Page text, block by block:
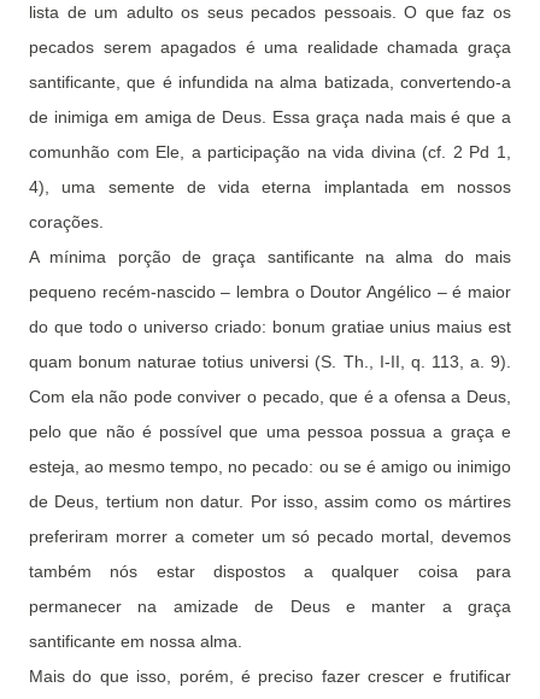
lista de um adulto os seus pecados pessoais. O que faz os
pecados serem apagados é uma realidade chamada graça
santificante, que é infundida na alma batizada, convertendo-a
de inimiga em amiga de Deus. Essa graça nada mais é que a
comunhão com Ele, a participação na vida divina (cf. 2 Pd 1,
4), uma semente de vida eterna implantada em nossos
corações.
A mínima porção de graça santificante na alma do mais
pequeno recém-nascido – lembra o Doutor Angélico – é maior
do que todo o universo criado: bonum gratiae unius maius est
quam bonum naturae totius universi (S. Th., I-II, q. 113, a. 9).
Com ela não pode conviver o pecado, que é a ofensa a Deus,
pelo que não é possível que uma pessoa possua a graça e
esteja, ao mesmo tempo, no pecado: ou se é amigo ou inimigo
de Deus, tertium non datur. Por isso, assim como os mártires
preferiram morrer a cometer um só pecado mortal, devemos
também nós estar dispostos a qualquer coisa para
permanecer na amizade de Deus e manter a graça
santificante em nossa alma.
Mais do que isso, porém, é preciso fazer crescer e frutificar